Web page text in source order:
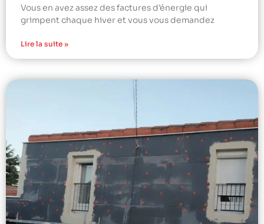
Vous en avez assez des factures d’énergie qui
grimpent chaque hiver et vous vous demandez
Lire la suite »